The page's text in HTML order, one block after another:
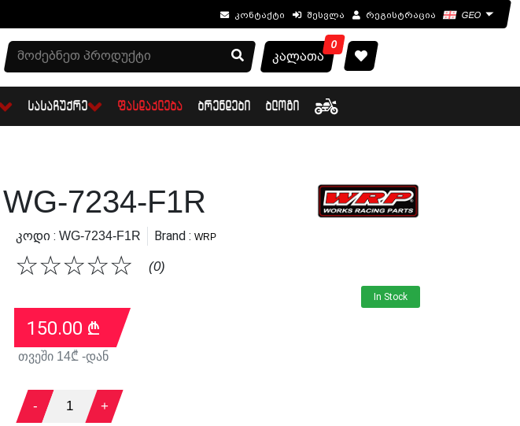
კონტაქტი შესვლა რეგისტრაცია GEO
0
კალათა
ᲡᲐᲡᲐᲩᲣᲥᲠᲔ ᲤᲐᲡᲓᲐᲙᲚᲔᲑᲐ ᲑᲠᲔᲜᲓᲔᲑᲘ ᲑᲚᲝᲒᲘ
WG-7234-F1R
Კოდი : WG-7234-F1R Brand : WRP
☆
☆
☆
☆
☆ (0)
In Stock
150.00 ₾
თვეში 14₾ -დან
- 1 +